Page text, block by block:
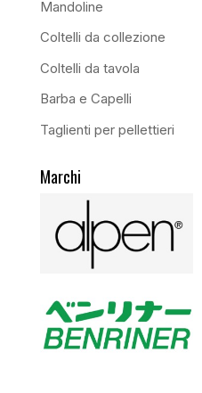
Mandoline
Coltelli da collezione
Coltelli da tavola
Barba e Capelli
Taglienti per pellettieri
Marchi